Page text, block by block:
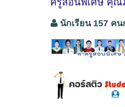
นักเรียน 157 ค